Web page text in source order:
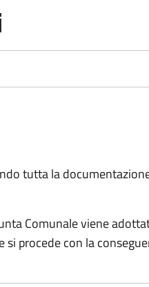
tutta la
Comunale viene
procede con la